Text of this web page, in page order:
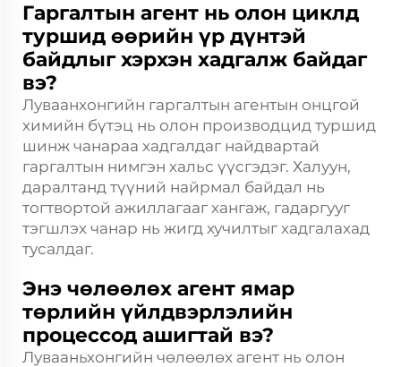
Гаргалтын агент нь олон циклд
туршид өөрийн үр дүнтэй
байдлыг хэрхэн хадгалж байдаг
вэ?
Луваанхонгийн гаргалтын агентын онцгой
химийн бүтэц нь олон производцид туршид
шинж чанараа хадгалдаг найдвартай
гаргалтын нимгэн хальс үүсгэдэг. Халуун,
даралтанд түүний найрмал байдал нь
тогтвортой ажиллагааг хангаж, гадаргууг
тэгшлэх чанар нь жигд хучилтыг хадгалахад
тусалдаг.
Энэ чөлөөлөх агент ямар
төрлийн үйлдвэрлэлийн
процессод ашигтай вэ?
Лувааньхонгийн чөлөөлөх агент нь олон